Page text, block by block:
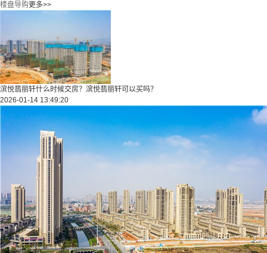
楼盘导购更多>>
滨悦翡丽轩什么时候交房？滨悦翡丽轩可以买吗？
2026-01-14 13:49:20